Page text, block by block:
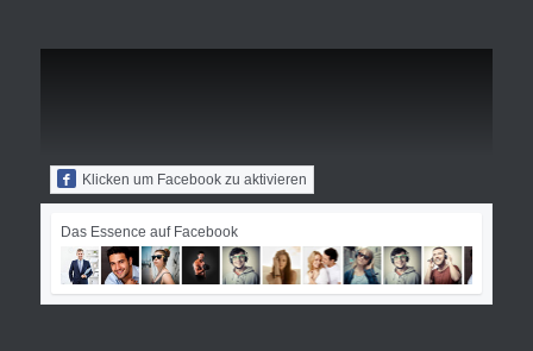
Klicken um Facebook zu aktivieren
Das Essence auf Facebook